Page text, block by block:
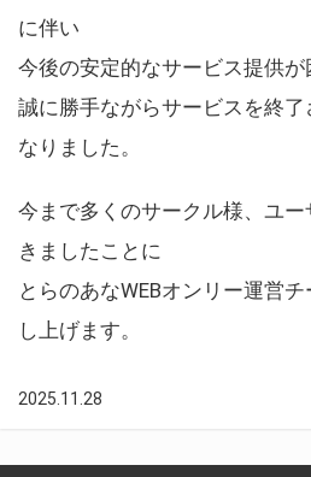
に伴い
今後の安定的なサービス提供
誠に勝手ながらサービスを終
なりました。
今まで多くのサークル様、ユ
きましたことに
とらのあなWEBオンリー運営
し上げます。
2025.11.28